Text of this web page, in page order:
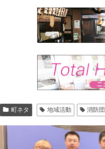
町ネタ 地域活動 消防団